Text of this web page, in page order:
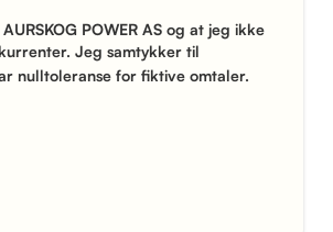
POWER AS og at jeg ikke
Jeg samtykker til
nulltoleranse for fiktive omtaler.